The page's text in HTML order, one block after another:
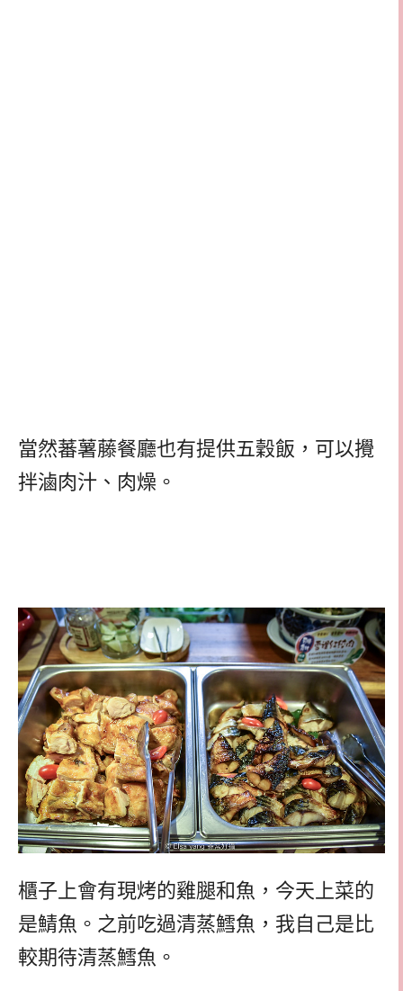
當然蕃薯藤餐廳也有提供五穀飯，可以攪
拌滷肉汁、肉燥。
櫃子上會有現烤的雞腿和魚，今天上菜的
是鯖魚。之前吃過清蒸鱈魚，我自己是比
較期待清蒸鱈魚。